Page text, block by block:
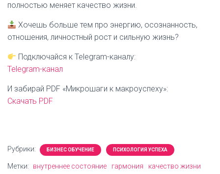
полностью меняет качество жизни.
Хочешь больше тем про энергию, осознанность,
отношения, личностный рост и сильную жизнь?
Подключайся к Telegram-каналу:
Telegram-канал
И забирай PDF «Микрошаги к макроуспеху»:
Скачать PDF
Рубрики: БИЗНЕС ОБУЧЕНИЕ ПСИХОЛОГИЯ УСПЕХА
Метки: внутреннее состояние гармония
качество жизни